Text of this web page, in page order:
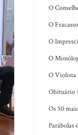
O
O
O
O
O Violista
Obituário
Os 50
Parábolas